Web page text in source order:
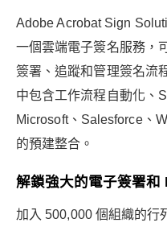
Adobe Acrobat Sign
一個雲端電子簽名服務，
簽署、追蹤和管理簽名流
中包含工作流程自動化、
Microsoft、Salesforce、
的預建整合。
解鎖強大的電子簽署和
加入 500,000 個組織的行